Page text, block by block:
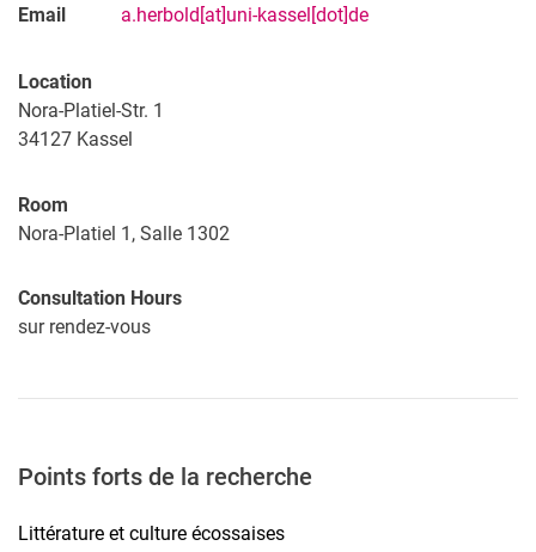
Email a.herbold[at]uni-kassel[dot]de
Location
Nora-Platiel-Str. 1
34127 Kassel
Room
Nora-Platiel 1, Salle 1302
Consultation Hours
sur rendez-vous
Points forts de la recherche
Littérature et culture écossaises